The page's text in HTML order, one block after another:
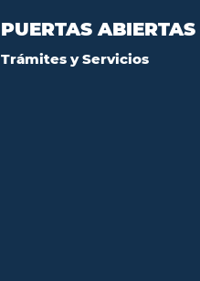
PUERTAS ABIERTAS
Trámites y Servicios